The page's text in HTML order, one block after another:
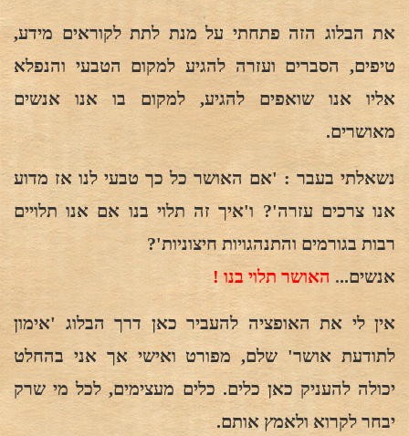
את הבלוג הזה פתחתי על מנת לתת לקוראים מידע,
טיפים, הסברים ועזרה להגיע למקום הטבעי והנפלא
אליו אנו שואפים להגיע, למקום בו אנו אנשים
מאושרים.
נשאלתי בעבר : 'אם האושר כל כך טבעי לנו אז מדוע
אנו צרכים עזרה'? ו'איך זה תלוי בנו אם אנו תלויים
רבות בגורמים והתנהגויות חיצוניות'?
אנשים... האושר תלוי בנו !
אין לי את האופציה להעביר כאן דרך הבלוג 'אימון
לתודעת אושר' שלם, מפורט ואישי אך אני בהחלט
יכולה להעניק כאן כלים. כלים מעצימים, לכל מי שרק
יבחר לקרוא ולאמץ אותם.